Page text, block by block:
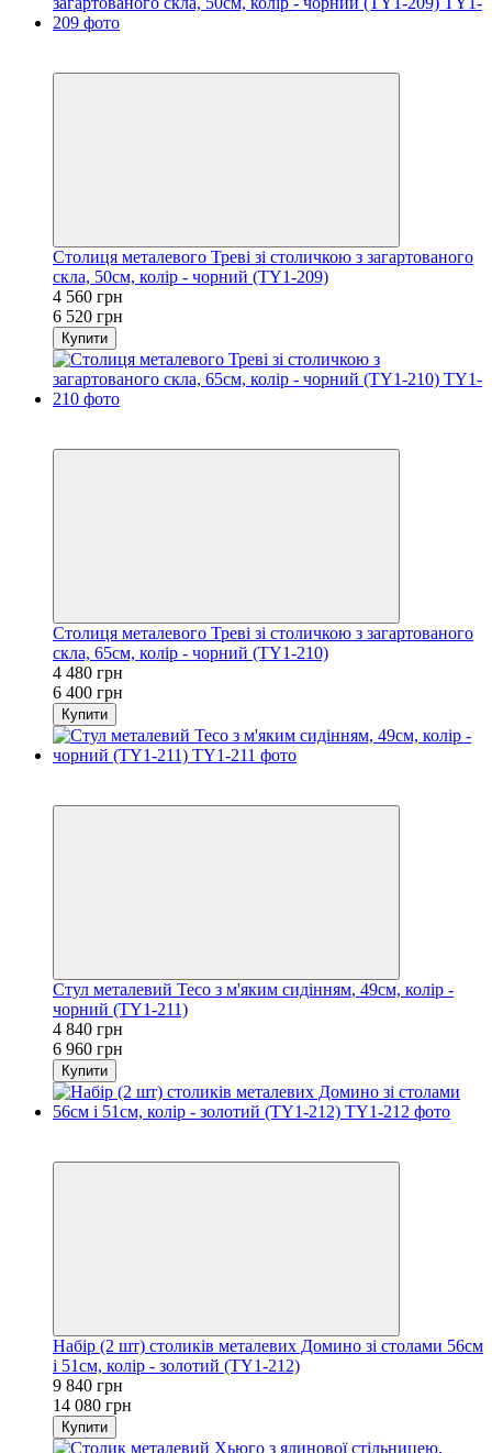
Столиця металевого Треві зі столичкою з загартованого
скла, 50см, колір - чорний (TY1-209)
4 560 грн
6 520 грн
Купити
Столиця металевого Треві зі столичкою з загартованого
скла, 65см, колір - чорний (TY1-210)
4 480 грн
6 400 грн
Купити
Стул металевий Тесо з м'яким сидінням, 49см, колір -
чорний (TY1-211)
4 840 грн
6 960 грн
Купити
Набір (2 шт) столиків металевих Домино зі столами 56см
і 51см, колір - золотий (TY1-212)
9 840 грн
14 080 грн
Купити